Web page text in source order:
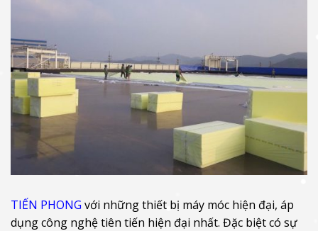
TIẾN PHONG với những thiết bị máy móc hiện đại, áp
dụng công nghệ tiên tiến hiện đại nhất. Đặc biệt có sự